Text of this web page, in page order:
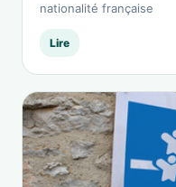
nationalité française
Lire